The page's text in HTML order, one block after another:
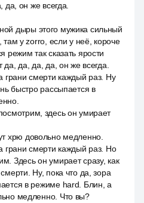
да, он же всегда.
дыры этого мужика сильный
у zorro, если у неё, короче
режим так сказать ярости
да, да, да, да, он же всегда.
грани смерти каждый раз. Ну
быстро рассыпается в
здесь он умирает
хрю довольно медленно.
грани смерти каждый раз. Но
Здесь он умирает сразу, как
Ну, пока что да, зора
в режиме hard. Блин, а
медленно. Что вы?